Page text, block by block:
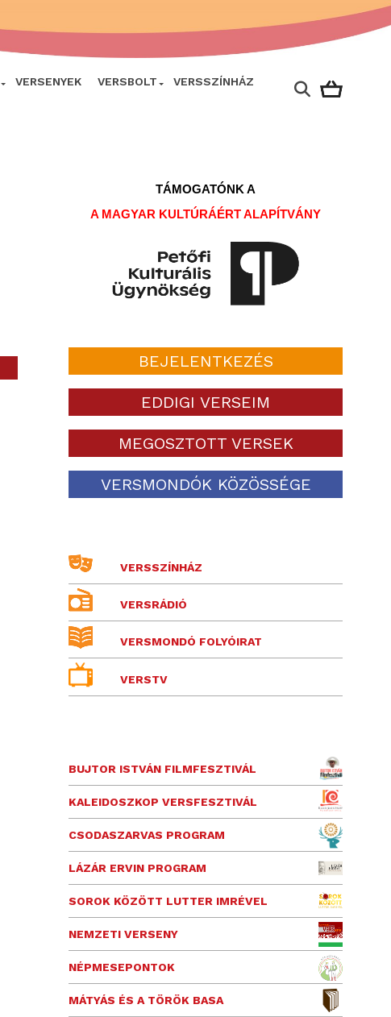
VERSENYEK VERSBOLT VERSSZÍNHÁZ
TÁMOGATÓNK A
A MAGYAR KULTÚRÁÉRT ALAPÍTVÁNY
BEJELENTKEZÉS
EDDIGI VERSEIM
MEGOSZTOTT VERSEK
VERSMONDÓK KÖZÖSSÉGE
VERSSZÍNHÁZ
VERSRÁDIÓ
VERSMONDÓ FOLYÓIRAT
VERSTV
BUJTOR ISTVÁN FILMFESZTIVÁL
KALEIDOSZKOP VERSFESZTIVÁL
CSODASZARVAS PROGRAM
LÁZÁR ERVIN PROGRAM
SOROK KÖZÖTT LUTTER IMRÉVEL
NEMZETI VERSENY
NÉPMESEPONTOK
MÁTYÁS ÉS A TÖRÖK BASA